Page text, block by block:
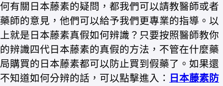
何有關日本藤素的疑問，都我們可以請教醫師或者
藥師的意見，他們可以給予我們更專業的指導。以
上就是日本藤素真假如何辨識？只要按照醫師教你
的辨識四代日本藤素的真假的方法，不管在什麼藥
局購買的日本藤素都可以防止買到假藥了。如果還
不知道如何分辨的話，可以點擊進入： 日本藤素防